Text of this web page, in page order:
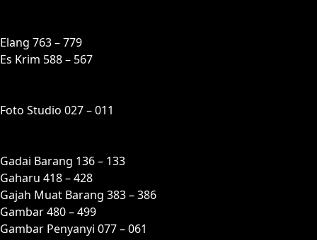
Elang 763 – 779
Es Krim 588 – 567
Foto Studio 027 – 011
Gadai Barang 136 – 133
Gaharu 418 – 428
Gajah Muat Barang 383 – 386
Gambar 480 – 499
Gambar Penyanyi 077 – 061